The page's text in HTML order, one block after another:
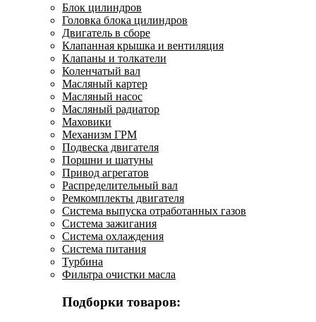
Блок цилиндров
Головка блока цилиндров
Двигатель в сборе
Клапанная крышка и вентиляция
Клапаны и толкатели
Коленчатый вал
Масляный картер
Масляный насос
Масляный радиатор
Маховики
Механизм ГРМ
Подвеска двигателя
Поршни и шатуны
Привод агрегатов
Распределительный вал
Ремкомплекты двигателя
Система выпуска отработанных газов
Система зажигания
Система охлаждения
Система питания
Турбина
Фильтра очистки масла
Подборки товаров: